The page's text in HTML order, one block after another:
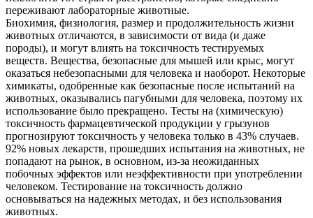
переживают лабораторные животные.
Биохимия, физиология, размер и продолжительность жизни
животных отличаются, в зависимости от вида (и даже
породы), и могут влиять на токсичность тестируемых
веществ. Вещества, безопасные для мышей или крыс, могут
оказаться небезопасными для человека и наоборот. Некоторые
химикаты, одобренные как безопасные после испытаний на
животных, оказывались пагубными для человека, поэтому их
использование было прекращено. Тесты на (химическую)
токсичность фармацевтической продукции у грызунов
прогнозируют токсичность у человека только в 43% случаев.
92% новых лекарств, прошедших испытания на животных, не
попадают на рынок, в основном, из-за неожиданных
побочных эффектов или неэффективности при употреблении
человеком. Тестирование на токсичность должно
основываться на надежных методах, и без использования
животных.